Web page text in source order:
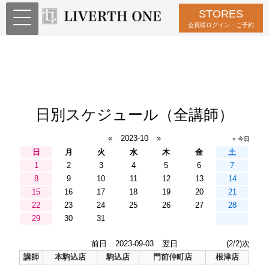
STORES
会員様ログイン・ご予約
日別スケジュール（全講師）
« 2023-10 » » 今日
日 月 火 水 木 金
土
1
2 3 4 5 6
7
8
9 10 11 12 13
14
15
16 17 18 19 20
21
22
23 24 25 26 27
28
29
30 31
前日 2023-09-03 翌日
(2/2)次
講師
本駒込店 駒込店 門前仲町店
根津店